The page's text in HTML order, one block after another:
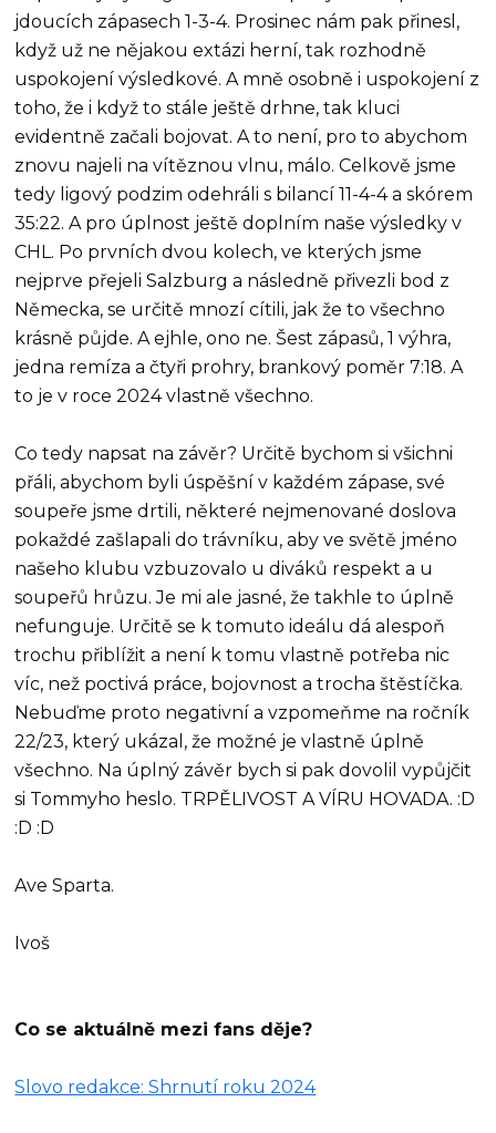
jdoucích zápasech 1-3-4. Prosinec nám pak přinesl,
když už ne nějakou extázi herní, tak rozhodně
uspokojení výsledkové. A mně osobně i uspokojení z
toho, že i když to stále ještě drhne, tak kluci
evidentně začali bojovat. A to není, pro to abychom
znovu najeli na vítěznou vlnu, málo. Celkově jsme
tedy ligový podzim odehráli s bilancí 11-4-4 a skórem
35:22. A pro úplnost ještě doplním naše výsledky v
CHL. Po prvních dvou kolech, ve kterých jsme
nejprve přejeli Salzburg a následně přivezli bod z
Německa, se určitě mnozí cítili, jak že to všechno
krásně půjde. A ejhle, ono ne. Šest zápasů, 1 výhra,
jedna remíza a čtyři prohry, brankový poměr 7:18. A
to je v roce 2024 vlastně všechno.
Co tedy napsat na závěr? Určitě bychom si všichni
přáli, abychom byli úspěšní v každém zápase, své
soupeře jsme drtili, některé nejmenované doslova
pokaždé zašlapali do trávníku, aby ve světě jméno
našeho klubu vzbuzovalo u diváků respekt a u
soupeřů hrůzu. Je mi ale jasné, že takhle to úplně
nefunguje. Určitě se k tomuto ideálu dá alespoň
trochu přiblížit a není k tomu vlastně potřeba nic
víc, než poctivá práce, bojovnost a trocha štěstíčka.
Nebuďme proto negativní a vzpomeňme na ročník
22/23, který ukázal, že možné je vlastně úplně
všechno. Na úplný závěr bych si pak dovolil vypůjčit
si Tommyho heslo. TRPĚLIVOST A VÍRU HOVADA. :D
:D :D
Ave Sparta.
Ivoš
Co se aktuálně mezi fans děje?
Slovo redakce: Shrnutí roku 2024